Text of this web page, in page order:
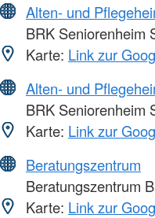
Alten- und
BRK Seniorenheim
Karte: Link zur
Alten- und
BRK Seniorenheim
Karte: Link zur
Beratungszentrum
Beratungszentrum
Karte: Link zur